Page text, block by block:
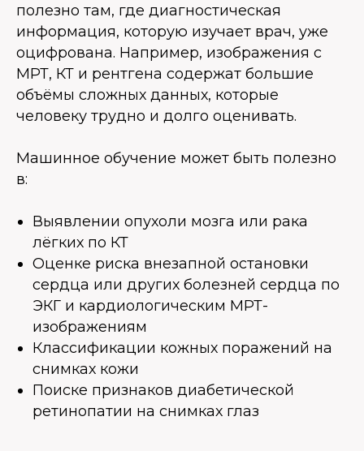
полезно там, где диагностическая
информация, которую изучает врач, уже
оцифрована. Например, изображения с
МРТ, КТ и рентгена содержат большие
объёмы сложных данных, которые
человеку трудно и долго оценивать.
Машинное обучение может быть полезно
в:
Выявлении опухоли мозга или рака
лёгких по КТ
Оценке риска внезапной остановки
сердца или других болезней сердца по
ЭКГ и кардиологическим МРТ-
изображениям
Классификации кожных поражений на
снимках кожи
Поиске признаков диабетической
ретинопатии на снимках глаз